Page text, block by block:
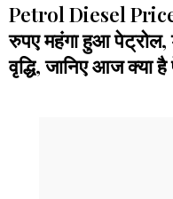
Petrol Diesel
रुपए महंगा हुआ पेट्रोल,
वृद्धि, जानिए आज क्या